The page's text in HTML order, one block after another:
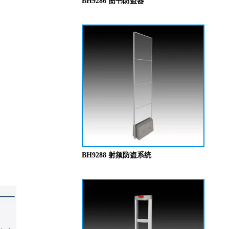
BH9288 射频防盗系统